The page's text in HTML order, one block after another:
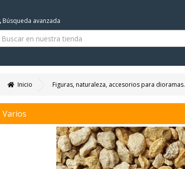
Búsqueda avanzada
Inicio Figuras, naturaleza, accesorios para dioramas.
Varios